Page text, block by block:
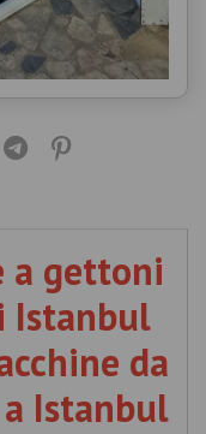
a gettoni
Istanbul
da
Istanbul